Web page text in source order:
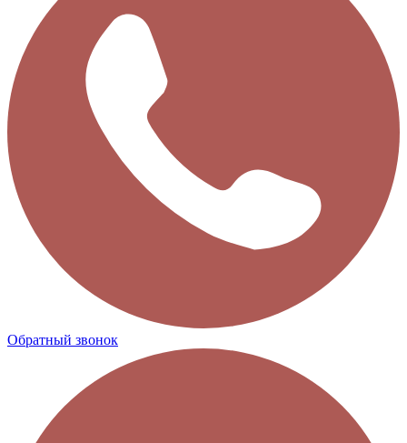
Обратный звонок